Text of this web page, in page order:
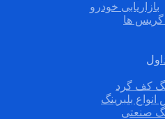
بازاریابی خودرو
گریس ها
کف گرد
بلبرینگ
صنعتی